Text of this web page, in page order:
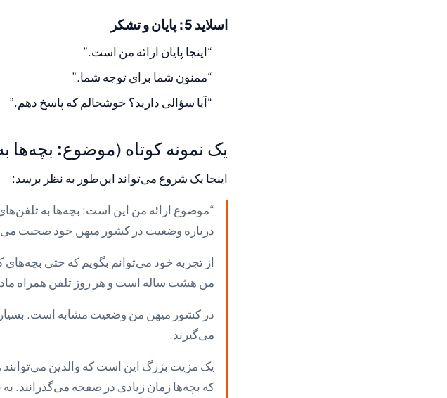
اسلاید 5: پایان و تشکر
“اینجا پایان ارائه من است.”
“ممنون شما برای توجه شما.”
“آیا سؤالی دارید؟ خوشحالم که پاسخ دهم.”
یک نمونه کوتاه (موضوع: بچه‌ها
اینجا یک شروع می‌تواند این‌طور به نظر برسد:
“موضوع ارائه من این است: بچه‌ها به تلفن‌های
درباره وضعیت در کشور میهن خود صحبت
از تجربه خود می‌توانم بگویم که حتی
من هشت ساله است و هر روز تلفن همراه
در کشور میهن من وضعیت مشابه است.
می‌گیرند.
یک مزیت بزرگ این است که والدین
که بچه‌ها زمان زیادی در صفحه می‌گذرانند. به